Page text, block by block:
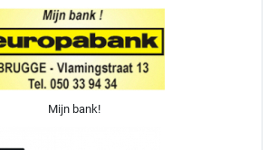
Mijn bank!